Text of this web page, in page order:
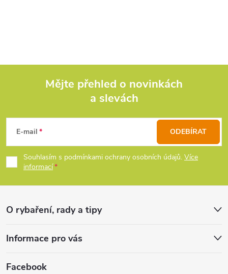
p
a
Mějte přehled o novinkách
a slevách
E-mail
Souhlasím s podmínkami ochrany osobních údajů. Více
informací
ODEBÍRAT
O rybaření, rady a tipy
Informace pro vás
Facebook